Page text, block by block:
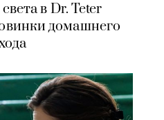
в Dr. Teter
домашнего